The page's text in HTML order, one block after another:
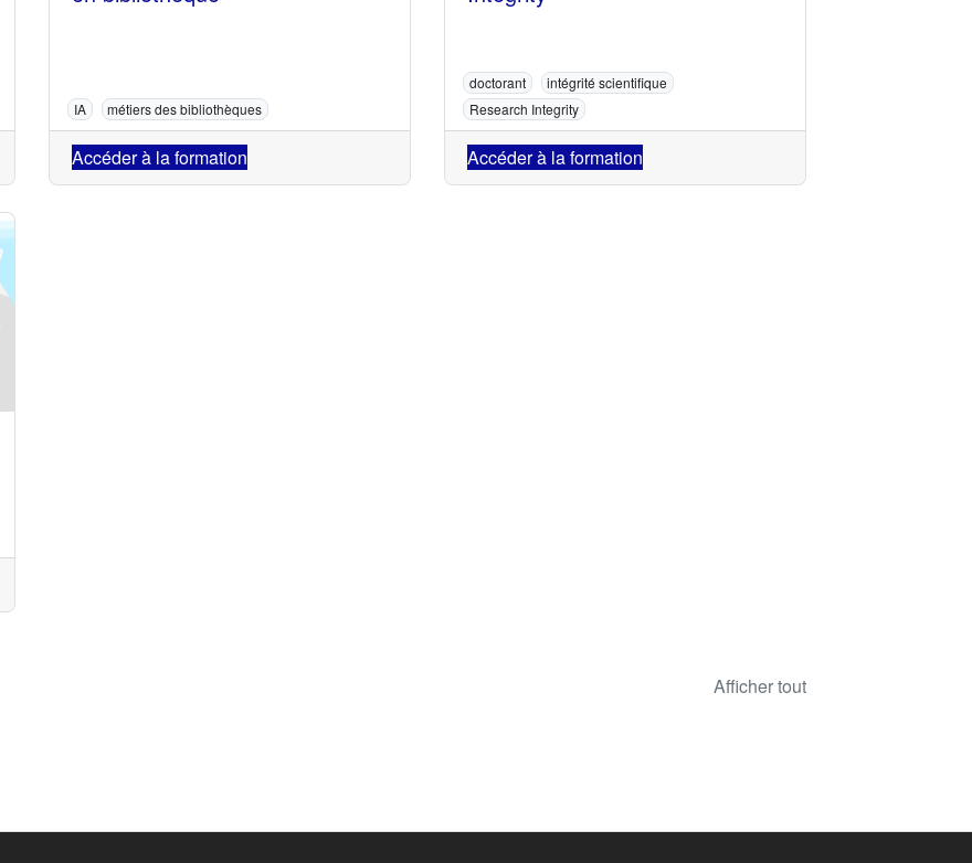
IA métiers des bibliothèques
Accéder à la formation
doctorant
intégrité scientifique
Research Integrity
Accéder à la formation
Afficher tout